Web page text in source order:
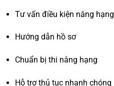
Tư vấn điều kiện nâng hạng
Hướng dẫn hồ sơ
Chuẩn bị thi nâng hạng
Hỗ trợ thủ tục nhanh chóng